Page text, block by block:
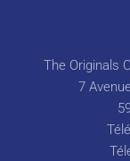
The Originals
7